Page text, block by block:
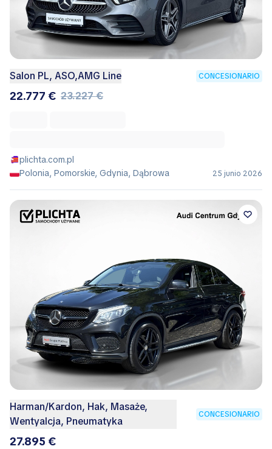
Salon PL, ASO,AMG Line CONCESIONARIO
22.777 € 23.227 €
plichta.com.pl
Polonia, Pomorskie, Gdynia, Dąbrowa
25 junio 2026
Harman/Kardon, Hak, Masaże,
Wentyalcja, Pneumatyka
CONCESIONARIO
27.895 €